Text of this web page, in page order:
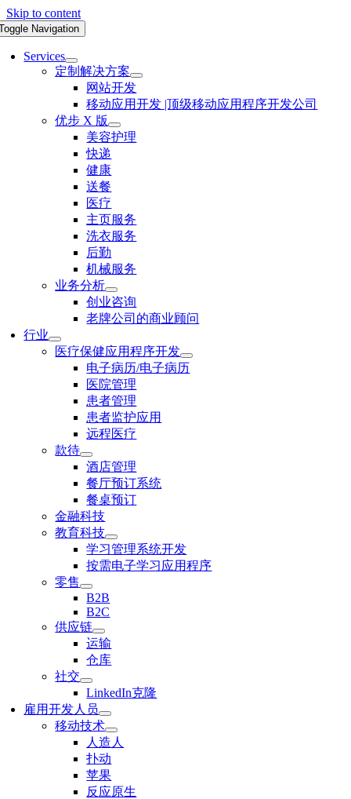
Skip to content
Navigation
Services
定制解决方案
网站开发
移动应用开发 |顶级移动应用程序开发公司
优步 X 版
美容护理
快递
健康
送餐
医疗
主页服务
洗衣服务
后勤
机械服务
业务分析
创业咨询
老牌公司的商业顾问
行业
医疗保健应用程序开发
电子病历/电子病历
医院管理
患者管理
患者监护应用
远程医疗
款待
酒店管理
餐厅预订系统
餐桌预订
金融科技
教育科技
学习管理系统开发
按需电子学习应用程序
零售
B2B
B2C
供应链
运输
仓库
社交
LinkedIn克隆
雇用开发人员
移动技术
人造人
扑动
苹果
反应原生